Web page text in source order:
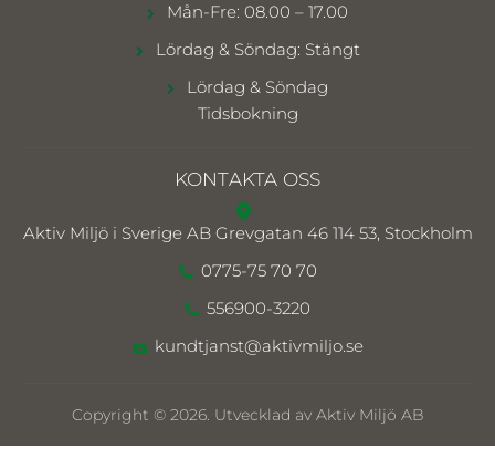
Mån-Fre: 08.00 – 17.00
Lördag & Söndag: Stängt
Lördag & Söndag
Tidsbokning
KONTAKTA OSS
Aktiv Miljö i Sverige AB Grevgatan 46 114 53, Stockholm
0775-75 70 70
556900-3220
kundtjanst@aktivmiljo.se
Copyright © 2026. Utvecklad av Aktiv Miljö AB